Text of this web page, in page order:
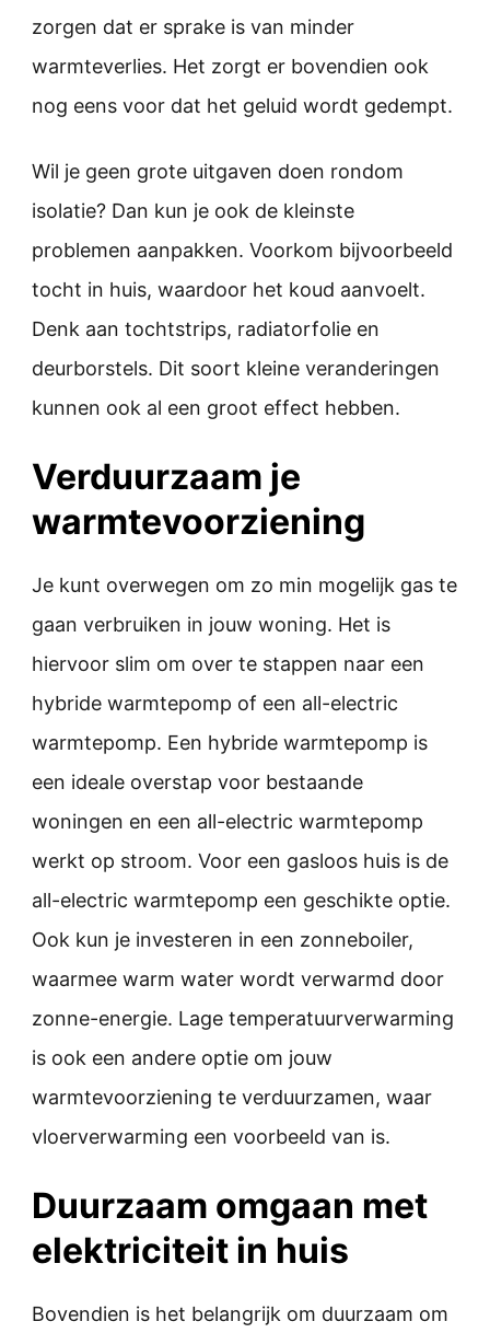
zorgen dat er sprake is van minder
warmteverlies. Het zorgt er bovendien ook
nog eens voor dat het geluid wordt gedempt.
Wil je geen grote uitgaven doen rondom
isolatie? Dan kun je ook de kleinste
problemen aanpakken. Voorkom bijvoorbeeld
tocht in huis, waardoor het koud aanvoelt.
Denk aan tochtstrips, radiatorfolie en
deurborstels. Dit soort kleine veranderingen
kunnen ook al een groot effect hebben.
Verduurzaam je
warmtevoorziening
Je kunt overwegen om zo min mogelijk gas te
gaan verbruiken in jouw woning. Het is
hiervoor slim om over te stappen naar een
hybride warmtepomp of een all-electric
warmtepomp. Een hybride warmtepomp is
een ideale overstap voor bestaande
woningen en een all-electric warmtepomp
werkt op stroom. Voor een gasloos huis is de
all-electric warmtepomp een geschikte optie.
Ook kun je investeren in een zonneboiler,
waarmee warm water wordt verwarmd door
zonne-energie. Lage temperatuurverwarming
is ook een andere optie om jouw
warmtevoorziening te verduurzamen, waar
vloerverwarming een voorbeeld van is.
Duurzaam omgaan met
elektriciteit in huis
Bovendien is het belangrijk om duurzaam om